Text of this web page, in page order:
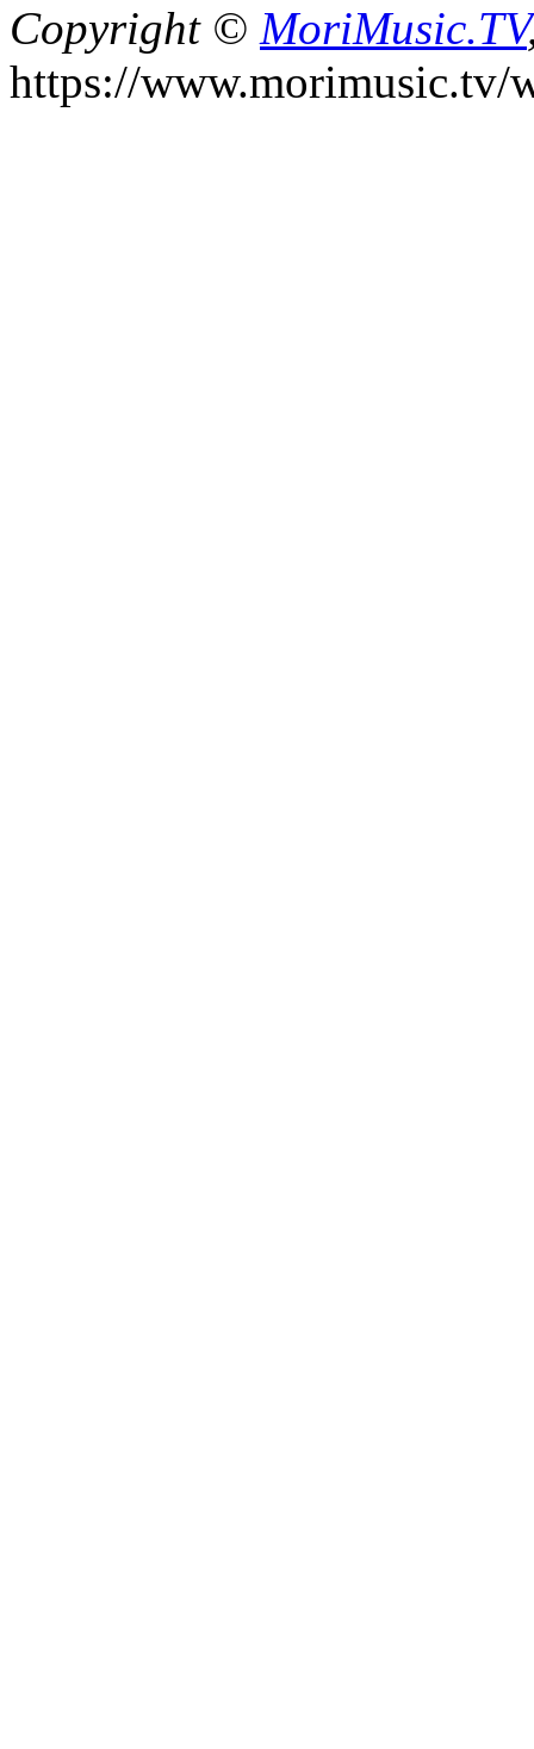
Copyright © MoriMusic.TV
https://www.morimusic.tv/